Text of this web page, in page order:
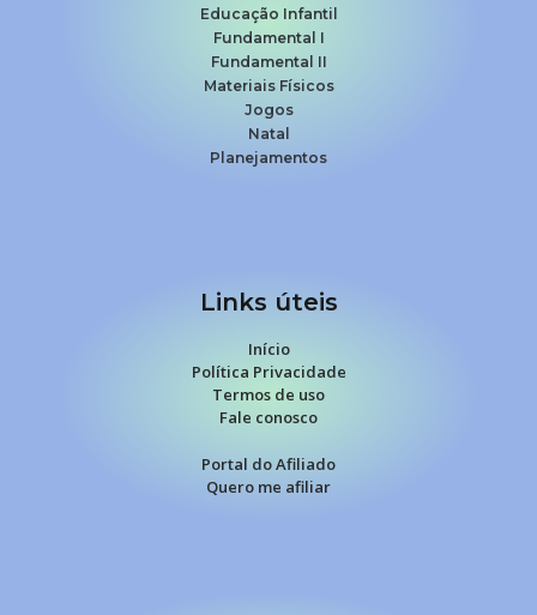
Educação Infantil
Fundamental I
Fundamental II
Materiais Físicos
Jogos
Natal
Planejamentos
Links úteis
Início
Política Privacidade
Termos de uso
Fale conosco
Portal do Afiliado
Quero me afiliar